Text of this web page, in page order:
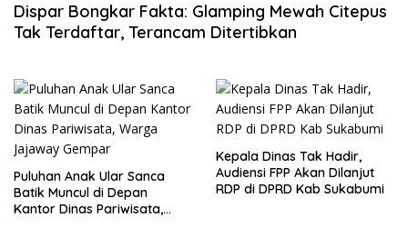
Dispar Bongkar Fakta: Glamping Mewah Citepus
Tak Terdaftar, Terancam Ditertibkan
Puluhan Anak Ular Sanca
Batik Muncul di Depan
Kantor Dinas Pariwisata,
Kepala Dinas Tak Hadir,
Audiensi FPP Akan Dilanjut
RDP di DPRD Kab Sukabumi